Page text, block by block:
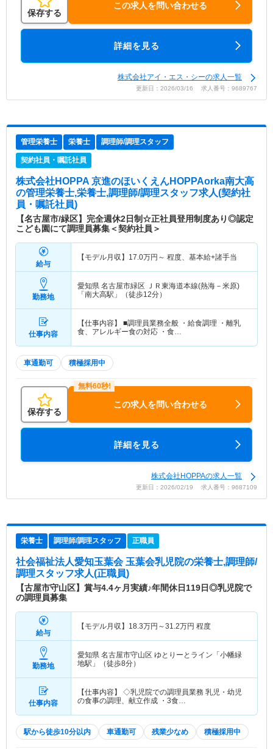
保存する
この求人を問い合わせる
詳細を見る
株式会社アイ・エス・シーの求人一覧
更新日：2026/03/16 求人番号：9689767
管理栄養士 栄養士 調理師/調理スタッフ
契約社員・嘱託社員
株式会社HOPPA 京進のほいくえんHOPPAorka南大高
の管理栄養士,栄養士,調理師/調理スタッフ求人(契約社
員・嘱託社員)
【名古屋市/緑区】完全週休2日制☆正社員登用制度あり◎認定
こども園にて調理員募集＜契約社員＞
給与
【モデル月収】 17.0万円～ 程度、基本給+諸手当
勤務地
愛知県 名古屋市緑区 ＪＲ東海道本線(熱海－米原)
「南大高駅」（徒歩12分）
仕事内容
【仕事内容】 ■調理員業務全般 ・給食調理 ・離乳
食、アレルギー食の対応 ・食…
車通勤可 積極採用中
保存する
この求人を問い合わせる
詳細を見る
株式会社HOPPAの求人一覧
更新日：2026/02/19 求人番号：9687109
栄養士 調理師/調理スタッフ 正職員
社会福祉法人愛知玉葉会 玉葉会乳児院の栄養士,調理師/
調理スタッフ求人(正職員)
【古屋市守山区】賞与4.4ヶ月実績♪年間休日119日◎乳児院で
の調理員募集
給与
【モデル月収】 18.3万円～31.2万円 程度
勤務地
愛知県 名古屋市守山区 ゆとりーとライン「小幡緑
地駅」（徒歩8分）
仕事内容
【仕事内容】 ◇乳児院での調理員業務 乳児・幼児
の食事の調理、献立作成 ・3食…
駅から徒歩10分以内 車通勤可 残業少なめ 積極採用中